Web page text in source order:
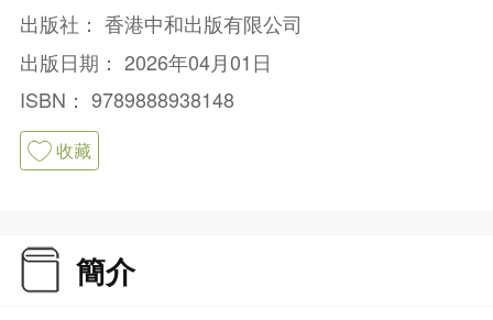
出版社： 香港中和出版有限公司
出版日期： 2026年04月01日
ISBN： 9789888938148
收藏
簡介